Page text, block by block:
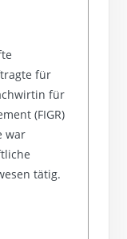
für
für
(FIGR)
war
tätig.